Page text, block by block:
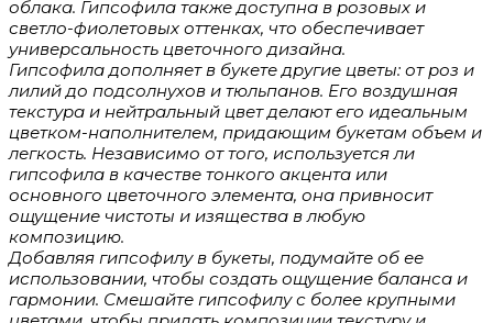
облака. Гипсофила также доступна в розовых и
светло-фиолетовых оттенках, что обеспечивает
универсальность цветочного дизайна.
Гипсофила дополняет в букете другие цветы: от роз и
лилий до подсолнухов и тюльпанов. Его воздушная
текстура и нейтральный цвет делают его идеальным
цветком-наполнителем, придающим букетам объем и
легкость. Независимо от того, используется ли
гипсофила в качестве тонкого акцента или
основного цветочного элемента, она привносит
ощущение чистоты и изящества в любую
композицию.
Добавляя гипсофилу в букеты, подумайте об ее
использовании, чтобы создать ощущение баланса и
гармонии. Смешайте гипсофилу с более крупными